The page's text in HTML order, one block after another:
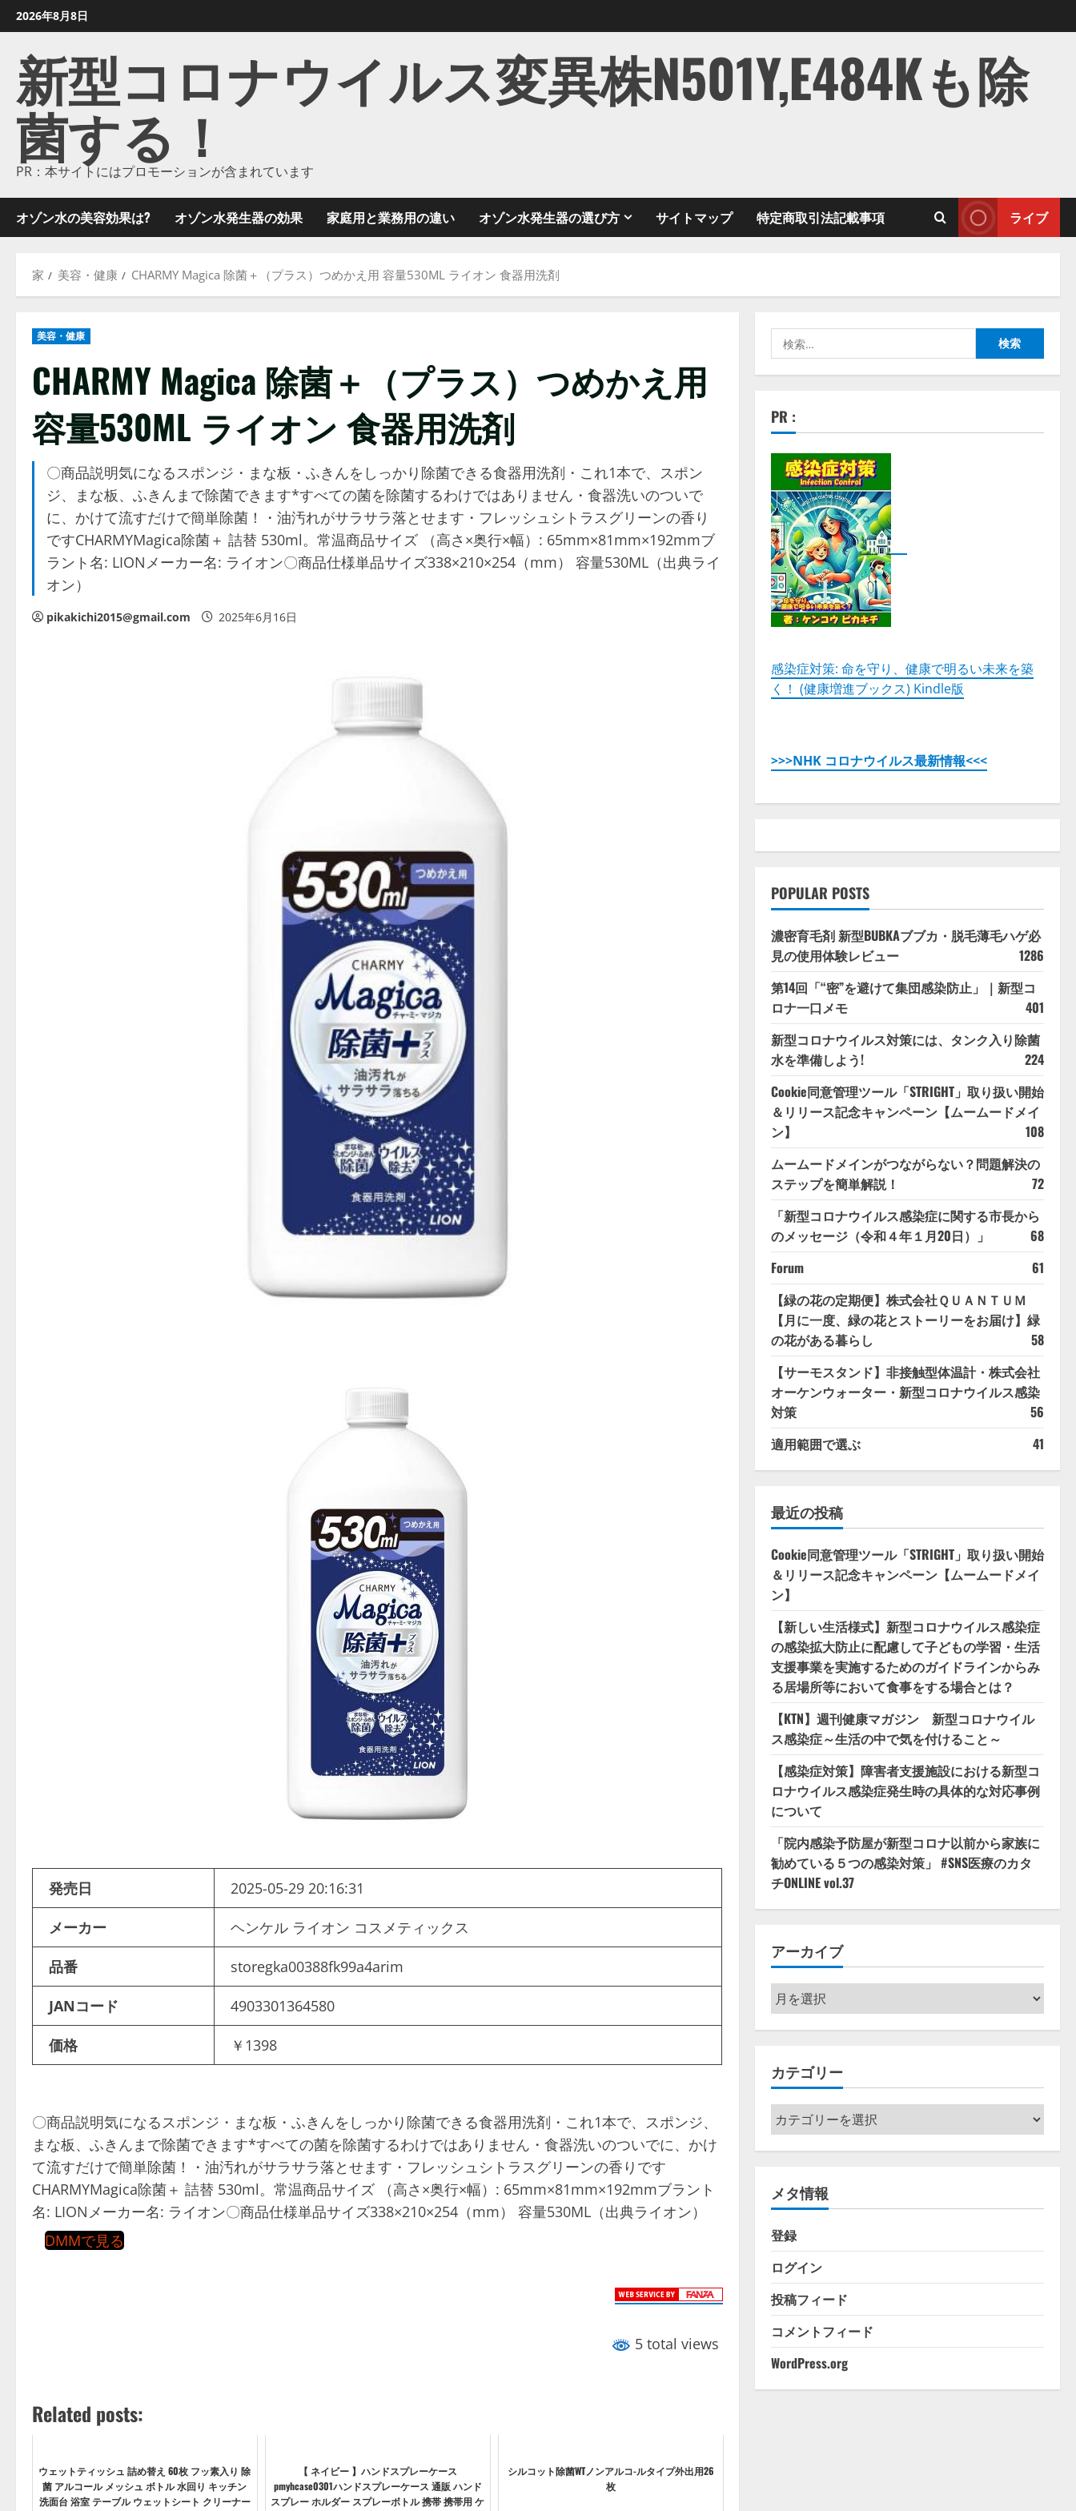
ン
2026年8月8日
新型コロナウイルス変異株N501Y,E484Kも除
菌する！
PR：本サイトにはプロモーションが含まれています
オゾン水の美容効果は? オゾン水発生器の効果 家庭用と業務用の違い オゾン水発生器の選び方 サイトマップ 特定商取引法記載事項 ライブ
家 美容・健康 CHARMY Magica 除菌＋（プラス）つめかえ用 容量530ML ライオン 食器用洗剤
美容・健康
CHARMY Magica 除菌＋（プラス）つめかえ用
容量530ML ライオン 食器用洗剤
〇商品説明気になるスポンジ・まな板・ふきんをしっかり除菌できる食器用洗剤・これ1本で、スポン
ジ、まな板、ふきんまで除菌できます*すべての菌を除菌するわけではありません・食器洗いのついで
に、かけて流すだけで簡単除菌！・油汚れがサラサラ落とせます・フレッシュシトラスグリーンの香り
ですCHARMYMagica除菌＋ 詰替 530ml。常温商品サイズ （高さ×奥行×幅）: 65mm×81mm×192mmブ
ラント名: LIONメーカー名: ライオン〇商品仕様単品サイズ338×210×254（mm） 容量530ML（出典ライ
オン）
pikakichi2015@gmail.com 2025年6月16日
発売日 2025-05-29 20:16:31
メーカー ヘンケル ライオン コスメティックス
品番 storegka00388fk99a4arim
JANコード 4903301364580
価格 ￥1398
〇商品説明気になるスポンジ・まな板・ふきんをしっかり除菌できる食器用洗剤・これ1本で、スポンジ、
まな板、ふきんまで除菌できます*すべての菌を除菌するわけではありません・食器洗いのついでに、かけ
て流すだけで簡単除菌！・油汚れがサラサラ落とせます・フレッシュシトラスグリーンの香りです
CHARMYMagica除菌＋ 詰替 530ml。常温商品サイズ （高さ×奥行×幅）: 65mm×81mm×192mmブラント
名: LIONメーカー名: ライオン〇商品仕様単品サイズ338×210×254（mm） 容量530ML（出典ライオン）
DMMで見る
5 total views
Related posts:
ウェットティッシュ 詰め替え 60枚 フッ素入り 除
菌 アルコール メッシュ ボトル 水回り キッチン
洗面台 浴室 テーブル ウェットシート クリーナー
【 ネイビー 】ハンドスプレーケース
pmyhcase0301ハンドスプレーケース 通販 ハンド
スプレー ホルダー スプレーボトル 携帯 携帯用 ケ
シルコット除菌WTノンアルコ-ルタイプ外出用26
枚
索:
PR :
感染症対策: 命を守り、健康で明るい未来を築
く！ (健康増進ブックス) Kindle版
>>>NHK コロナウイルス最新情報<<<
POPULAR POSTS
濃密育毛剤 新型BUBKAブブカ・脱毛薄毛ハゲ必
見の使用体験レビュー
1286
第14回「“密”を避けて集団感染防止」｜新型コ
ロナ一口メモ
401
新型コロナウイルス対策には、タンク入り除菌
水を準備しよう!
224
Cookie同意管理ツール「STRIGHT」取り扱い開始
＆リリース記念キャンペーン【ムームードメイ
ン】
108
ムームードメインがつながらない？問題解決の
ステップを簡単解説！
72
「新型コロナウイルス感染症に関する市長から
のメッセージ（令和４年１月20日）」
68
Forum
61
【緑の花の定期便】株式会社ＱＵＡＮＴＵＭ
【月に一度、緑の花とストーリーをお届け】緑
の花がある暮らし
58
【サーモスタンド】非接触型体温計・株式会社
オーケンウォーター・新型コロナウイルス感染
対策
56
適用範囲で選ぶ
41
最近の投稿
Cookie同意管理ツール「STRIGHT」取り扱い開始
＆リリース記念キャンペーン【ムームードメイ
ン】
【新しい生活様式】新型コロナウイルス感染症
の感染拡大防止に配慮して子どもの学習・生活
支援事業を実施するためのガイドラインからみ
る居場所等において食事をする場合とは？
【KTN】週刊健康マガジン 新型コロナウイル
ス感染症～生活の中で気を付けること～
【感染症対策】障害者支援施設における新型コ
ロナウイルス感染症発生時の具体的な対応事例
について
「院内感染予防屋が新型コロナ以前から家族に
勧めている５つの感染対策」 #SNS医療のカタ
チONLINE vol.37
アーカイブ
ア
ー
カ
ブ
カテゴリー
カ
テ
ゴ
ー
メタ情報
登録
ログイン
投稿フィード
コメントフィード
WordPress.org